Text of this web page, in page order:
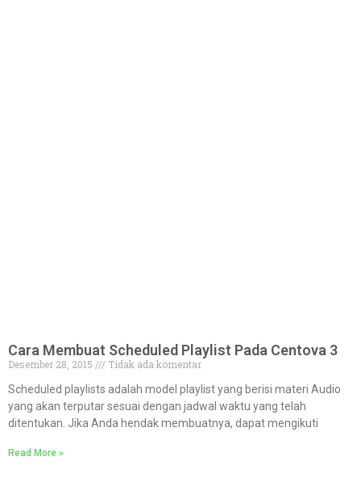
Cara Membuat Scheduled Playlist Pada Centova 3
Desember 28, 2015
Tidak ada komentar
Scheduled playlists adalah model playlist yang berisi materi Audio
yang akan terputar sesuai dengan jadwal waktu yang telah
ditentukan. Jika Anda hendak membuatnya, dapat mengikuti
Read More »